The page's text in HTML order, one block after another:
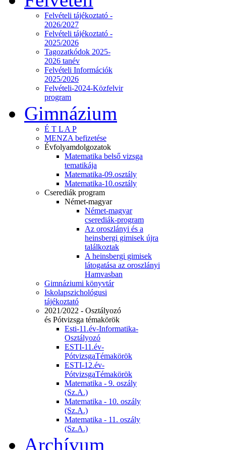
Felvételi tájékoztató -
2026/2027
Felvételi tájékoztató -
2025/2026
Tagozatkódok 2025-
2026 tanév
Felvételi Információk
2025/2026
Felvételi-2024-Közfelvir
program
Gimnázium
É T L A P
MENZA befizetése
Évfolyamdolgozatok
Matematika belső vizsga
tematikája
Matematika-09.osztály
Matematika-10.osztály
Cserediák program
Német-magyar
Német-magyar
cserediák-program
Az oroszlányi és a
heinsbergi gimisek újra
találkoztak
A heinsbergi gimisek
látogatása az oroszlányi
Hamvasban
Gimnáziumi könyvtár
Iskolapszichológusi
tájékoztató
2021/2022 - Osztályozó
és Pótvizsga témakörök
Esti-11.év-Informatika-
Osztályozó
ESTI-11.év-
PótvizsgaTémakörök
ESTI-12.év-
PótvizsgaTémakörök
Matematika - 9. oszály
(Sz.A.)
Matematika - 10. oszály
(Sz.A.)
Matematika - 11. oszály
(Sz.A.)
Archívum